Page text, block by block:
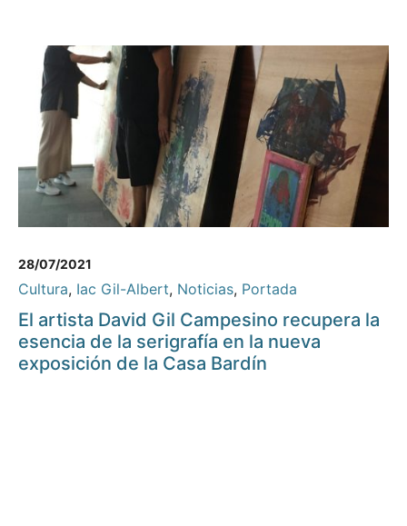
28/07/2021
Cultura, Iac Gil-Albert, Noticias, Portada
El artista David Gil Campesino recupera la
esencia de la serigrafía en la nueva
exposición de la Casa Bardín